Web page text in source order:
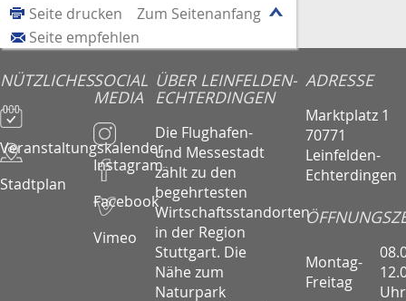
Zum Seitenanfang
Seite drucken
Seite empfehlen
NÜTZLICHES
Veranstaltungskalender
Stadtplan
SOCIAL
MEDIA
Instagram
Facebook
Vimeo
ÜBER LEINFELDEN-
ECHTERDINGEN
Die Flughafen-
und Messestadt
zählt zu den
begehrtesten
Wirtschaftsstandorten
in der Region
Stuttgart. Die
Nähe zum
Naturpark
ADRESSE
Marktplatz 1
70771
Leinfelden-
Echterdingen
Montag-
Freitag
Uhr